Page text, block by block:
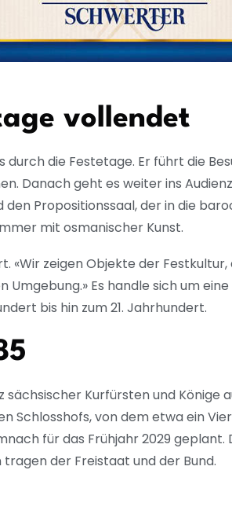
vollendet
durch die Festetage. Er führt die
Danach geht es weiter ins
Propositionssaal, der in die
mit osmanischer Kunst.
«Wir zeigen Objekte der
Es handle sich um
bis hin zum 21. Jahrhundert.
Kurfürsten und
Schlosshofs, von dem etwa ein
für das Frühjahr 2029
der Freistaat und der Bund.